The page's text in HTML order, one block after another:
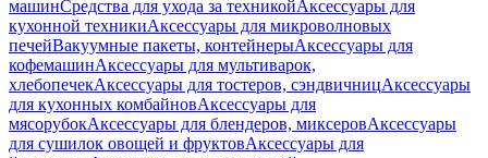
машинСредства для ухода за техникойАксессуары для
кухонной техникиАксессуары для микроволновых
печейВакуумные пакеты, контейнерыАксессуары для
кофемашинАксессуары для мультиварок,
хлебопечекАксессуары для тостеров, сэндвичницАксессуары
для кухонных комбайновАксессуары для
мясорубокАксессуары для блендеров, миксеровАксессуары
для сушилок овощей и фруктовАксессуары для